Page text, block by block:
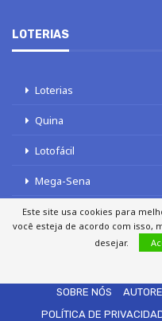
LOTERIAS
Loterias
Quina
Lotofácil
Mega-Sena
Tele sena
SOBRE NÓS
POLÍTICA DE
Este site usa cookies para
você esteja de acordo com isso,
desejar.